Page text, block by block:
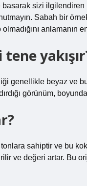
sizi
Sabah bir
anlamanın
genellikle beyaz ve
görünüm,
sahiptir ve bu
ve değeri artar. Bu